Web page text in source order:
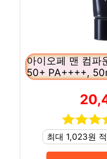
아이오페 맨 컴파
50+ PA++++,
최대 1,023원